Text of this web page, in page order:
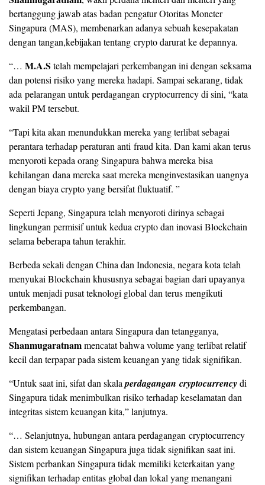
bertanggung jawab atas badan pengatur Otoritas Moneter
Singapura (MAS), membenarkan adanya sebuah kesepakatan
dengan tangan,kebijakan tentang crypto darurat ke depannya.
“… M.A.S telah mempelajari perkembangan ini dengan seksama
dan potensi risiko yang mereka hadapi. Sampai sekarang, tidak
ada pelarangan untuk perdagangan cryptocurrency di sini, “kata
wakil PM tersebut.
“Tapi kita akan menundukkan mereka yang terlibat sebagai
perantara terhadap peraturan anti fraud kita. Dan kami akan terus
menyoroti kepada orang Singapura bahwa mereka bisa
kehilangan dana mereka saat mereka menginvestasikan uangnya
dengan biaya crypto yang bersifat fluktuatif. ”
Seperti Jepang, Singapura telah menyoroti dirinya sebagai
lingkungan permisif untuk kedua crypto dan inovasi Blockchain
selama beberapa tahun terakhir.
Berbeda sekali dengan China dan Indonesia, negara kota telah
menyukai Blockchain khususnya sebagai bagian dari upayanya
untuk menjadi pusat teknologi global dan terus mengikuti
perkembangan.
Mengatasi perbedaan antara Singapura dan tetangganya,
Shanmugaratnammencatat bahwa volume yang terlibat relatif
kecil dan terpapar pada sistem keuangan yang tidak signifikan.
“Untuk saat ini, sifat dan skala perdagangan cryptocurrencydi
Singapura tidak menimbulkan risiko terhadap keselamatan dan
integritas sistem keuangan kita,” lanjutnya.
“… Selanjutnya, hubungan antara perdagangan cryptocurrency
dan sistem keuangan Singapura juga tidak signifikan saat ini.
Sistem perbankan Singapura tidak memiliki keterkaitan yang
signifikan terhadap entitas global dan lokal yang menangani